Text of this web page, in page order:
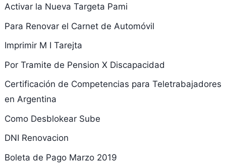
Activar la Nueva Targeta Pami
Para Renovar el Carnet de Automóvil
Imprimir M I Tarejta
Por Tramite de Pension X Discapacidad
Certificación de Competencias para Teletrabajadores
en Argentina
Como Desblokear Sube
DNI Renovacion
Boleta de Pago Marzo 2019